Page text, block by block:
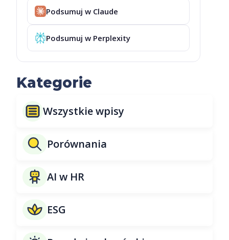
Podsumuj w Claude
Podsumuj w Perplexity
Kategorie
Wszystkie wpisy
Porównania
AI w HR
ESG